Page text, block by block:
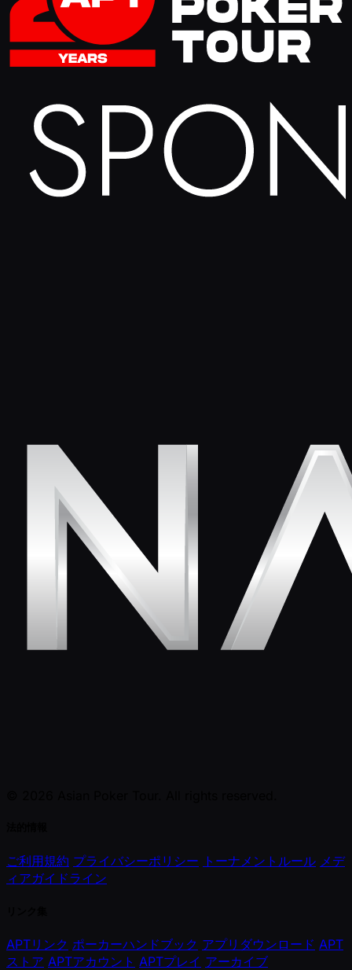
ご利用規約 プライバシーポリシー トーナメントルール メデ
ィアガイドライン
APTリンク ポーカーハンドブック アプリダウンロード APT
ストア APTアカウント APTプレイ アーカイブ